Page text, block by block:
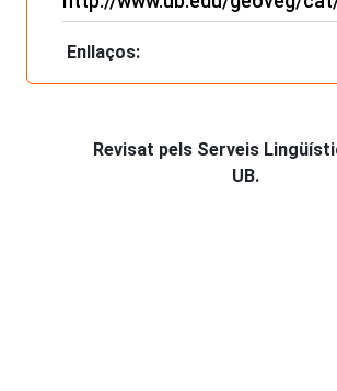
Enllaços:
Revisat pels Serveis
UB.